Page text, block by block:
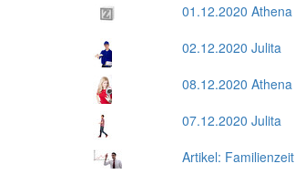
01.12.2020 Athena
02.12.2020 Julita
08.12.2020 Athena
07.12.2020 Julita
Artikel: Familienzeit